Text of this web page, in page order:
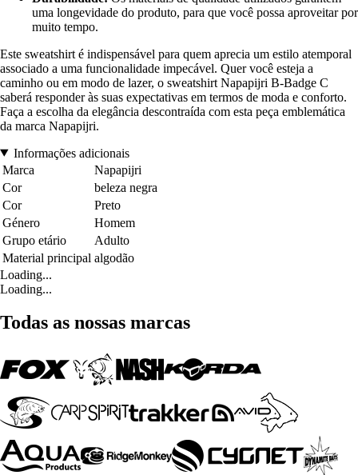
uma longevidade do produto, para que você possa aproveitar por
muito tempo.
Este sweatshirt é indispensável para quem aprecia um estilo atemporal
associado a uma funcionalidade impecável. Quer você esteja a
caminho ou em modo de lazer, o sweatshirt Napapijri B-Badge C
saberá responder às suas expectativas em termos de moda e conforto.
Faça a escolha da elegância descontraída com esta peça emblemática
da marca Napapijri.
Informações adicionais
Marca
Napapijri
Cor
beleza negra
Cor
Preto
Género
Homem
Grupo etário
Adulto
Material principal algodão
Loading...
Loading...
Todas as nossas marcas